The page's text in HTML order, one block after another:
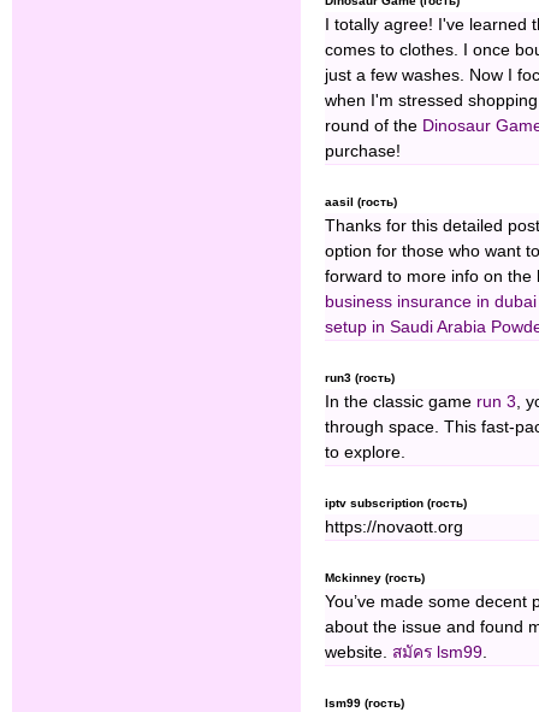
I totally agree! I've
comes to clothes. I once
just a few washes. Now I
when I'm stressed
round of the Dinosaur
purchase!
aasil (гость)
Thanks for this detailed
option for those who want
forward to more info on
business insurance in dubai
setup in Saudi Arabia
run3 (гость)
In the classic game run 3,
through space. This fast-
to explore.
iptv subscription (гость)
https://novaott.org
Mckinney (гость)
You’ve made some
about the issue and found
website. สมัคร lsm99.
lsm99 (гость)